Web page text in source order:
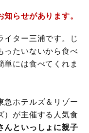
らせがあります。
イター三浦です。じ
ったいないから食べ
には食べてくれま
急ホテルズ＆リゾー
）が主催する人気食
んといっしょに親子